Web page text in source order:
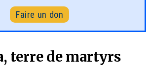
Faire un don
terre de martyrs